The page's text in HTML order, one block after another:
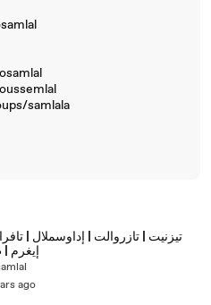
samlala
تيزنيت | تازروالت | إداوسملال |
إيغرم
ago